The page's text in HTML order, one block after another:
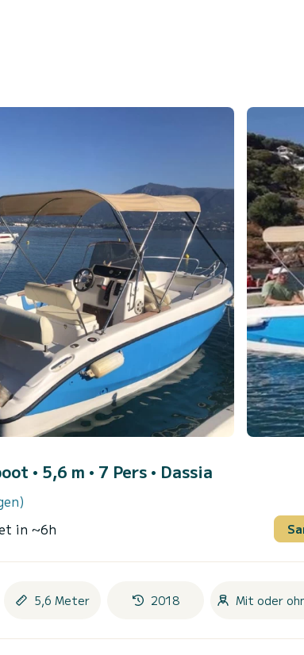
• 5,6 m • 7 Pers • Dassia
in ~6h
5,6 Meter 2018 Mit oder